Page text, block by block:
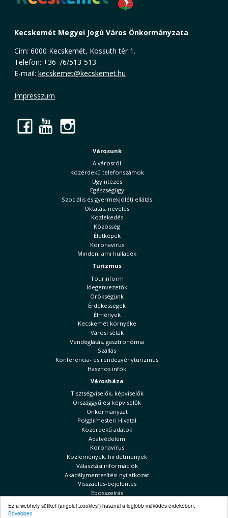
Ez a webhely sütiket (angolul „cookies”) használ a legjobb működés érdekében.
Bővebben
Kecskemét Megyei Jogú Város Önkormányzata
Cím: 6000 Kecskemét, Kossuth tér 1.
Telefon: +36-76/513-513
E-mail: kecskemet@kecskemet.hu
Impresszum
Facebook
YouTube
Városunk
A városról
Közérdekű telefonszámok
Ügyintézés
Egészségügy
Szociális és gyermekjóléti ellátás
Oktatás, nevelés
Közlekedés
Közösség
Életképek
Koronavírus
Minden, ami hulladék
Turizmus
Tourinform
Idegenvezetők
Örökségünk
Érdekességek
Élmények
Kecskemét környéke
Városi séták
Vendéglátás, gasztronómia
Szállás
Konferencia- és rendezvényturizmus
Hasznos infók
Városháza
Tisztségviselők, képviselők
Országgyűlési képviselők
Önkormányzat
Polgármesteri Hivatal
Közérdekű adatok
Adatvédelem
Koronavírus
Közlemények, hirdetmények
Választási információk
Akadálymentesítési nyilatkozat
Visszaélés-bejelentés
Ebösszeírás
Kecskeméti Hírek